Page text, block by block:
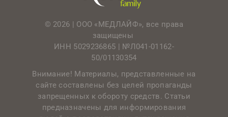
© 2026 | ООО «МЕДЛАЙФ», все права
защищены
ИНН 5029236865 | №Л041-01162-
50/01130354
Внимание! Материалы, представленные на
сайте составлены без целей пропаганды
запрещенных к обороту средств. Статьи
предназначены для информирования